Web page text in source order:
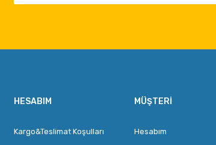
HESABIM
Kargo&Teslimat Koşulları
MÜŞTERI
Hesabım